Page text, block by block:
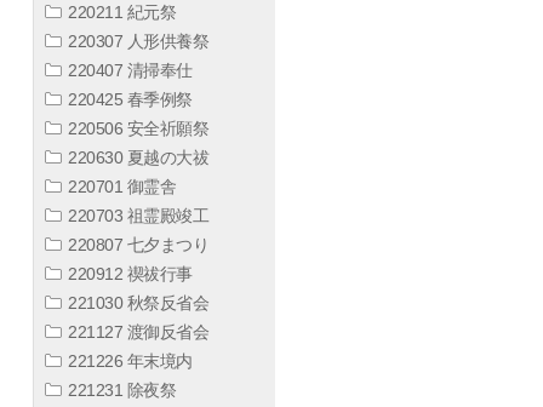
220211 紀元祭
220307 人形供養祭
220407 清掃奉仕
220425 春季例祭
220506 安全祈願祭
220630 夏越の大祓
220701 御霊舎
220703 祖霊殿竣工
220807 七夕まつり
220912 禊祓行事
221030 秋祭反省会
221127 渡御反省会
221226 年末境内
221231 除夜祭